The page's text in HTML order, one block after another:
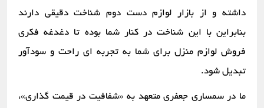
داشته و از بازار لوازم دست دوم شناخت دقیقی دارند
بنابراین با این شناخت در کنار شما بوده تا دغدغه فکری
فروش لوازم منزل برای شما به تجربه ای راحت و سودآور
تبدیل شود.
ما در سمساری جعفری متعهد به «شفافیت در قیمت گذاری»،